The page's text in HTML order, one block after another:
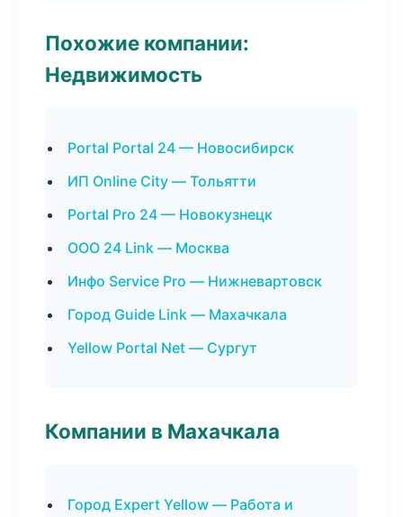
Похожие компании:
Недвижимость
Portal Portal 24 — Новосибирск
ИП Online City — Тольятти
Portal Pro 24 — Новокузнецк
ООО 24 Link — Москва
Инфо Service Pro — Нижневартовск
Город Guide Link — Махачкала
Yellow Portal Net — Сургут
Компании в Махачкала
Город Expert Yellow — Работа и